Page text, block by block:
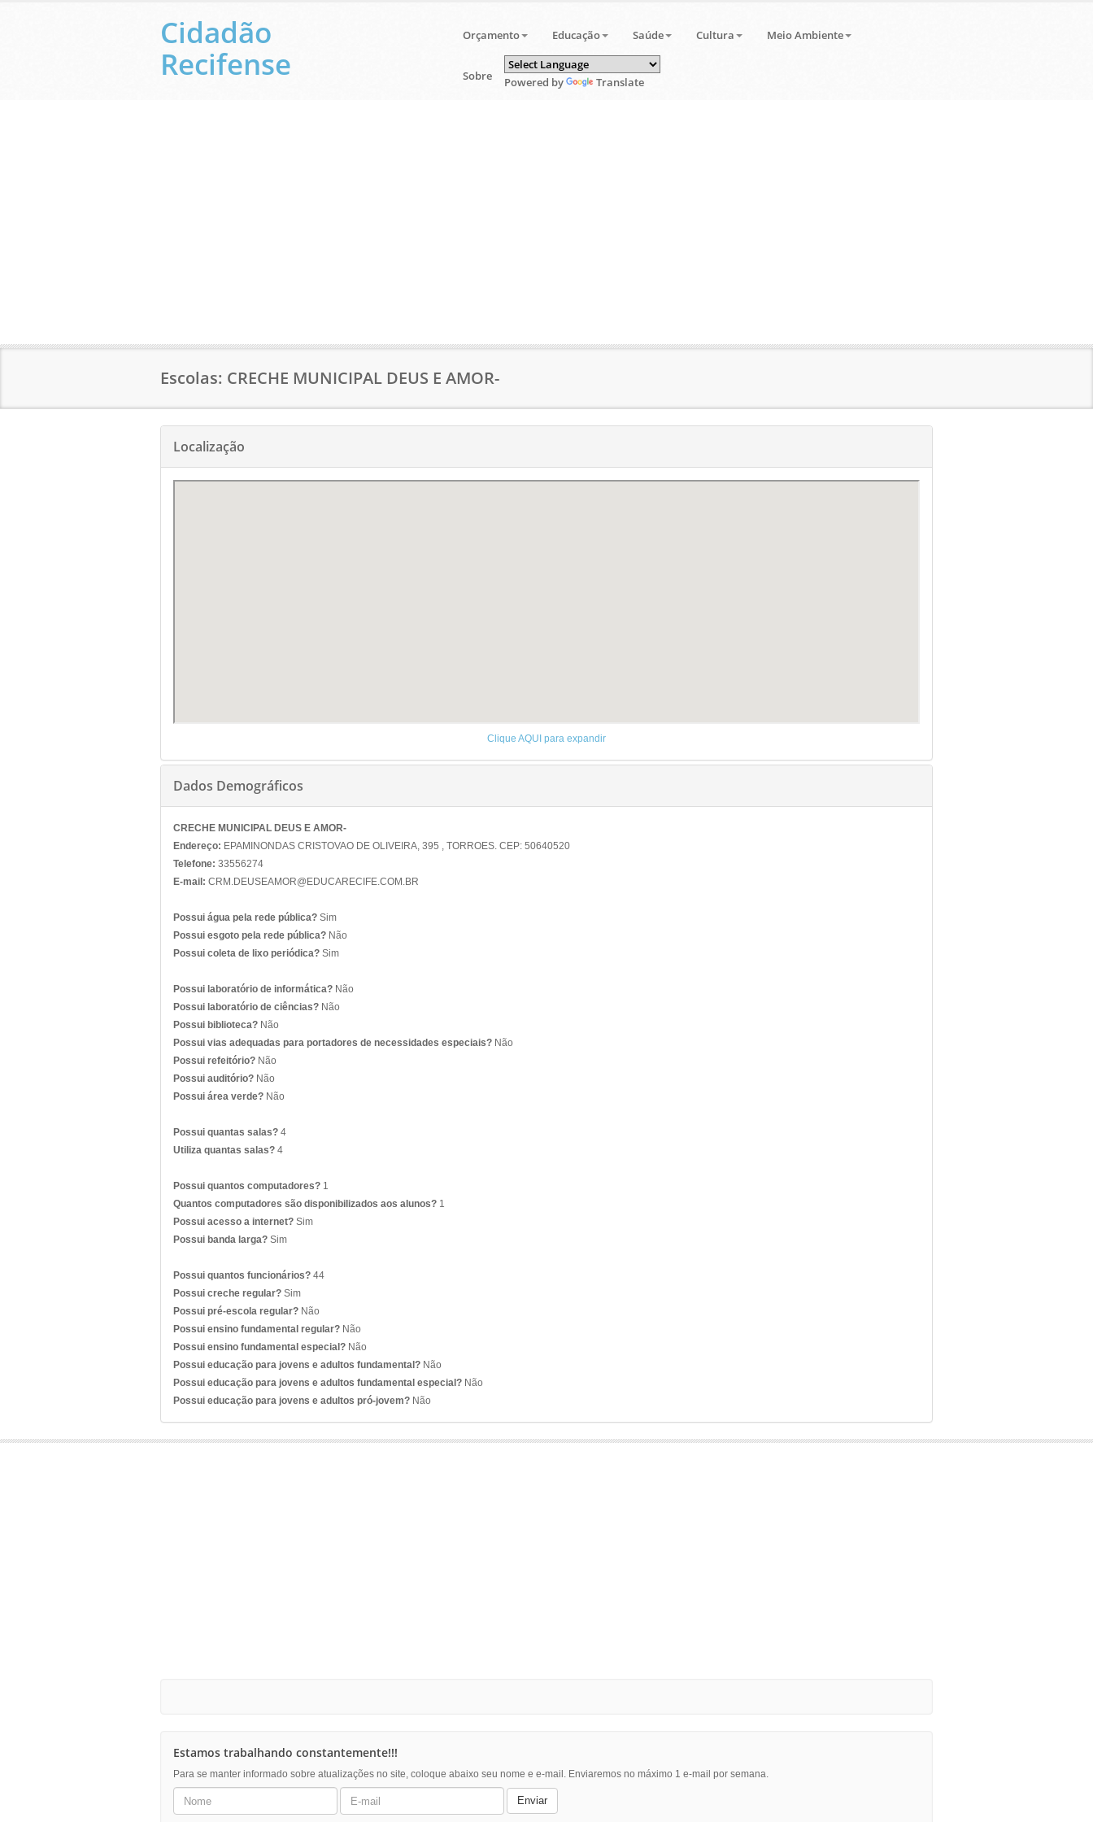
Cidadão
Recifense
Orçamento Educação Saúde Cultura Meio Ambiente
Sobre Powered by Translate
Escolas: CRECHE MUNICIPAL DEUS E AMOR-
Localização
Clique AQUI para expandir
Dados Demográficos
CRECHE MUNICIPAL DEUS E AMOR-
Endereço: EPAMINONDAS CRISTOVAO DE OLIVEIRA, 395 , TORROES. CEP: 50640520
Telefone: 33556274
E-mail: CRM.DEUSEAMOR@EDUCARECIFE.COM.BR
Possui água pela rede pública? Sim
Possui esgoto pela rede pública? Não
Possui coleta de lixo periódica? Sim
Possui laboratório de informática? Não
Possui laboratório de ciências? Não
Possui biblioteca? Não
Possui vias adequadas para portadores de necessidades especiais? Não
Possui refeitório? Não
Possui auditório? Não
Possui área verde? Não
Possui quantas salas? 4
Utiliza quantas salas? 4
Possui quantos computadores? 1
Quantos computadores são disponibilizados aos alunos? 1
Possui acesso a internet? Sim
Possui banda larga? Sim
Possui quantos funcionários? 44
Possui creche regular? Sim
Possui pré-escola regular? Não
Possui ensino fundamental regular? Não
Possui ensino fundamental especial? Não
Possui educação para jovens e adultos fundamental? Não
Possui educação para jovens e adultos fundamental especial? Não
Possui educação para jovens e adultos pró-jovem? Não
Estamos trabalhando constantemente!!!
Para se manter informado sobre atualizações no site, coloque abaixo seu nome e e-mail. Enviaremos no máximo 1 e-mail por semana.
Enviar